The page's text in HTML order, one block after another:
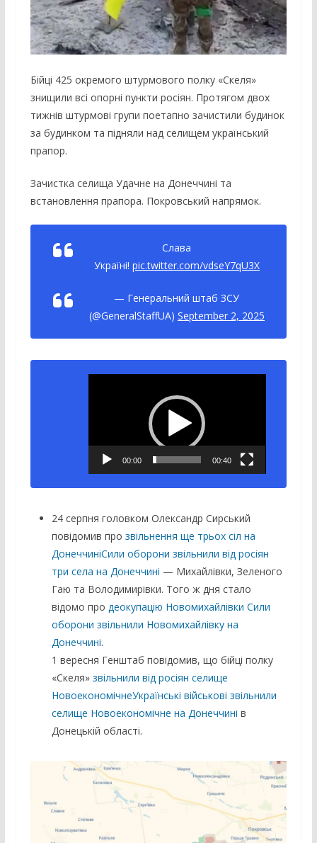
Бійці 425 окремого штурмового полку «Скеля»
знищили всі опорні пункти росіян. Протягом двох
тижнів штурмові групи поетапно зачистили будинок
за будинком та підняли над селищем український
прапор.
Зачистка селища Удачне на Донеччині та
встановлення прапора. Покровський напрямок.
Слава
Україні! pic.twitter.com/vdseY7qU3X
— Генеральний штаб ЗСУ
(@GeneralStaffUA) September 2, 2025
00:00 00:40
24 серпня головком Олександр Сирський
повідомив про звільнення ще трьох сіл на
ДонеччиніСили оборони звільнили від росіян
три села на Донеччині — Михайлівки, Зеленого
Гаю та Володимирівки. Того ж дня стало
відомо про деокупацію Новомихайлівки Сили
оборони звільнили Новомихайлівку на
Донеччині.
1 вересня Генштаб повідомив, що бійці полку
«Скеля» звільнили від росіян селище
НовоекономічнеУкраїнські військові звільнили
селище Новоекономічне на Донеччині в
Донецькій області.